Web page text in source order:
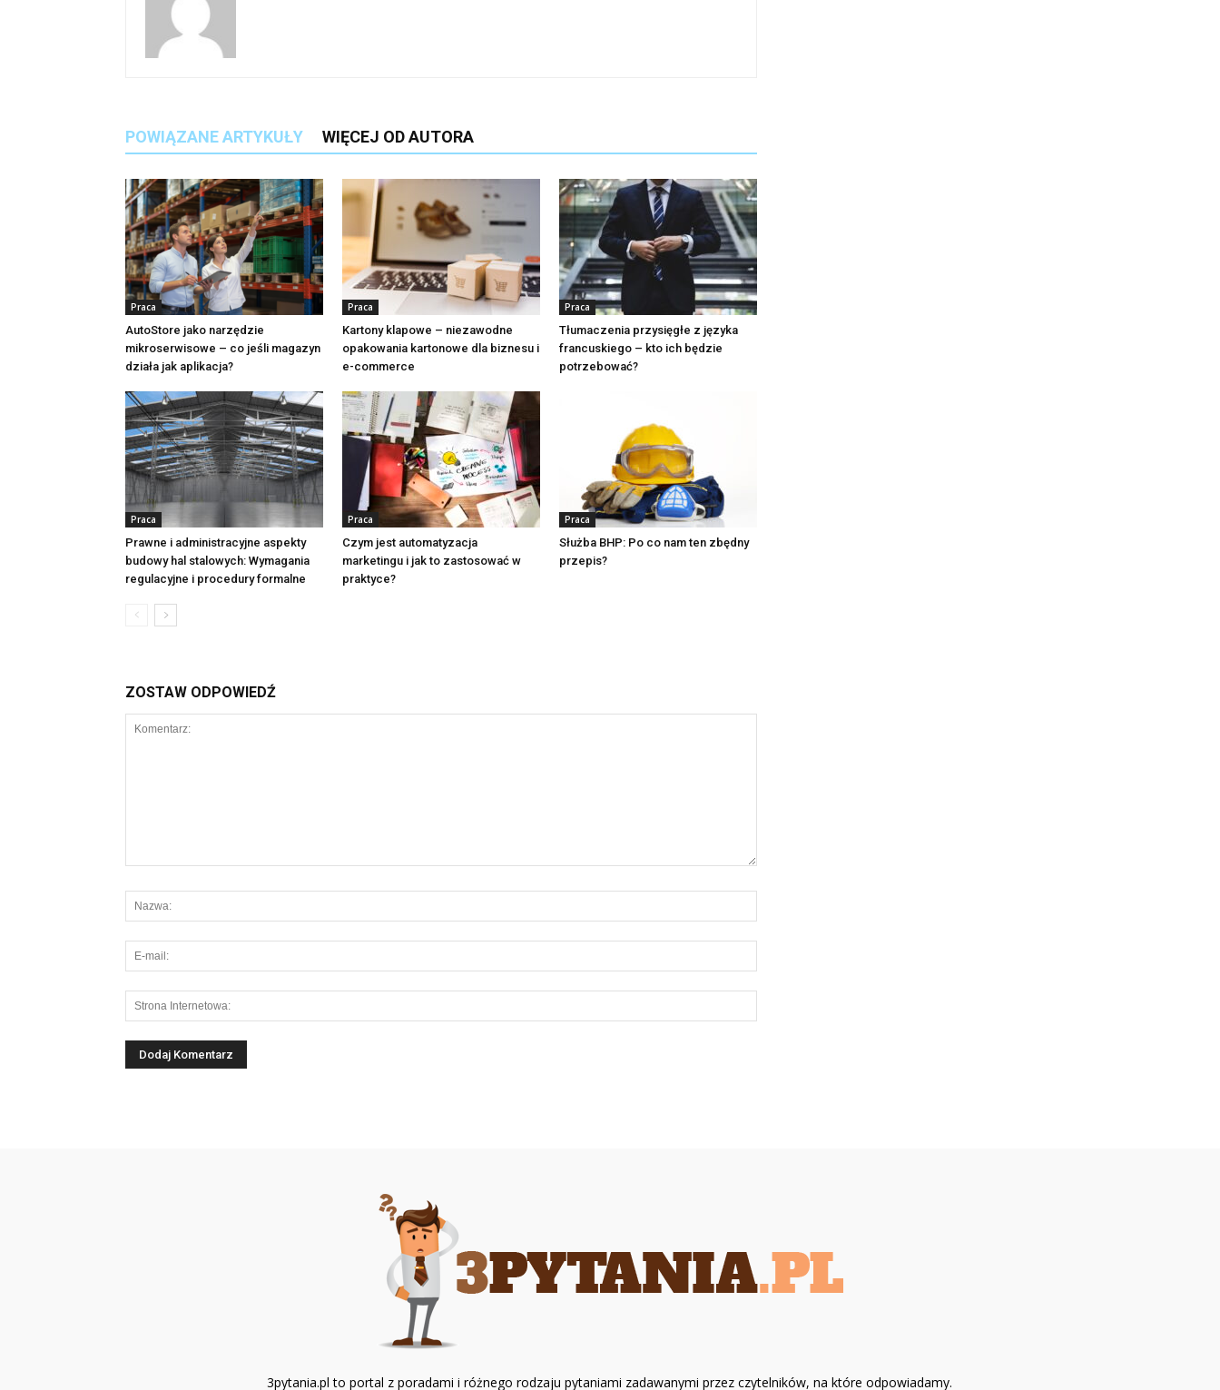
POWIĄZANE ARTYKUŁY WIĘCEJ OD AUTORA
Praca
AutoStore jako narzędzie
mikroserwisowe – co jeśli magazyn
działa jak aplikacja?
Praca
Kartony klapowe – niezawodne
opakowania kartonowe dla biznesu i
e-commerce
Praca
Tłumaczenia przysięgłe z języka
francuskiego – kto ich będzie
potrzebować?
Praca
Prawne i administracyjne aspekty
budowy hal stalowych: Wymagania
regulacyjne i procedury formalne
Praca
Czym jest automatyzacja
marketingu i jak to zastosować w
praktyce?
Praca
Służba BHP: Po co nam ten zbędny
przepis?
ZOSTAW ODPOWIEDŹ
3pytania.pl to portal z poradami i różnego rodzaju pytaniami zadawanymi przez czytelników, na które odpowiadamy.